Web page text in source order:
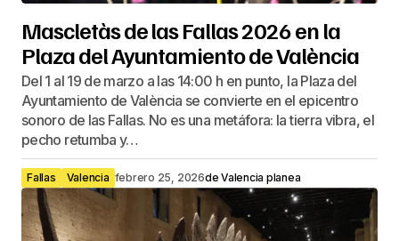
Mascletàs de las Fallas 2026 en la
Plaza del Ayuntamiento de València
Del 1 al 19 de marzo a las 14:00 h en punto, la Plaza del
Ayuntamiento de València se convierte en el epicentro
sonoro de las Fallas. No es una metáfora: la tierra vibra, el
pecho retumba y…
Fallas Valencia febrero 25, 2026de Valencia planea